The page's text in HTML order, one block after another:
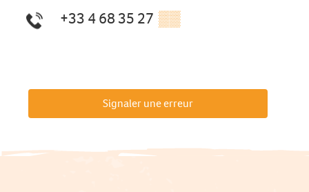
+33 4 68 35 27 ▒▒
Signaler une erreur